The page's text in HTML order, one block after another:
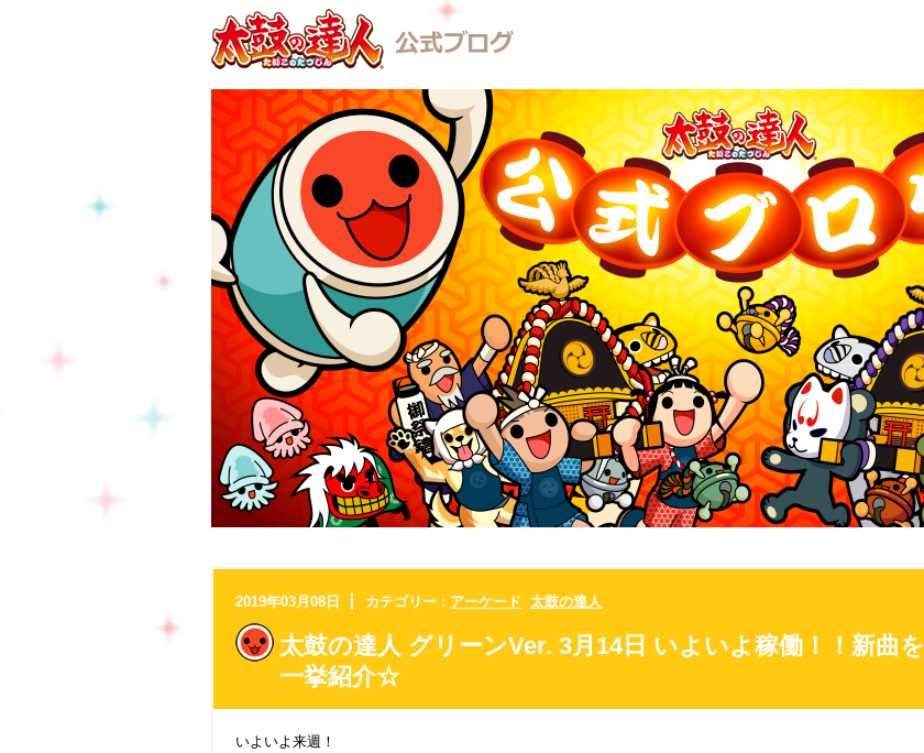
2019年03月08日 カテゴリー : アーケード 太鼓の達人
太鼓の達人 グリーンVer. 3月14日 いよいよ稼働！！新曲を
一挙紹介☆
いよいよ来週！